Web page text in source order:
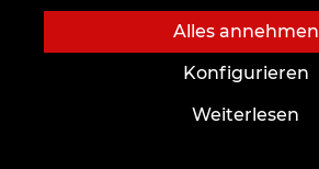
SENDEN
Alles annehmen
Konfigurieren
Weiterlesen